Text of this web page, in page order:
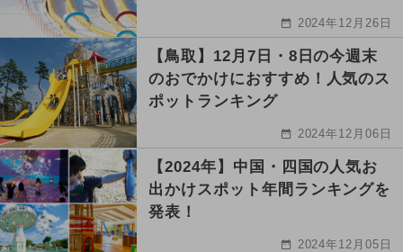
2024年12月26日
【鳥取】12月7日・8日の今週末
のおでかけにおすすめ！人気のス
ポットランキング
2024年12月06日
【2024年】中国・四国の人気お
出かけスポット年間ランキングを
発表！
2024年12月05日